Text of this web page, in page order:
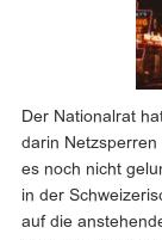
Der Nationalrat
darin Netzsperren
es noch nicht
in der
auf die